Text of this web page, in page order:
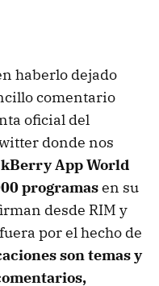
haberlo dejado
comentario
oficial del
donde nos
App World
programasen su
desde RIM y
por el hecho de
son temas y